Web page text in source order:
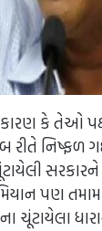
કે તેઓ
રીતે નિષ્ફળ
સરકારને
પણ તમામ
ચૂંટાયેલા